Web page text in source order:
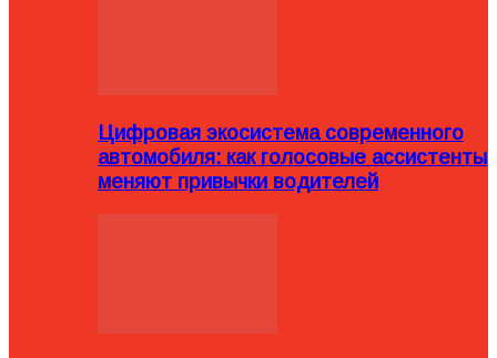
Цифровая экосистема современного
автомобиля: как голосовые ассистенты
меняют привычки водителей